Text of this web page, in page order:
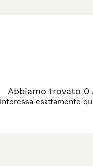
Abbiamo trovato 0
esattamente